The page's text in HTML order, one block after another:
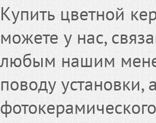
Купить цветной
можете у нас,
любым нашим
поводу установки,